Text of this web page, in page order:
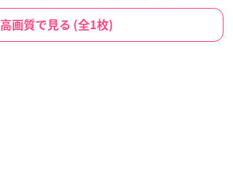
高画質で見る (全1枚)